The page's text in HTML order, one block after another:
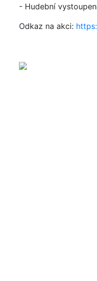
- Hudební
Odkaz na akci: